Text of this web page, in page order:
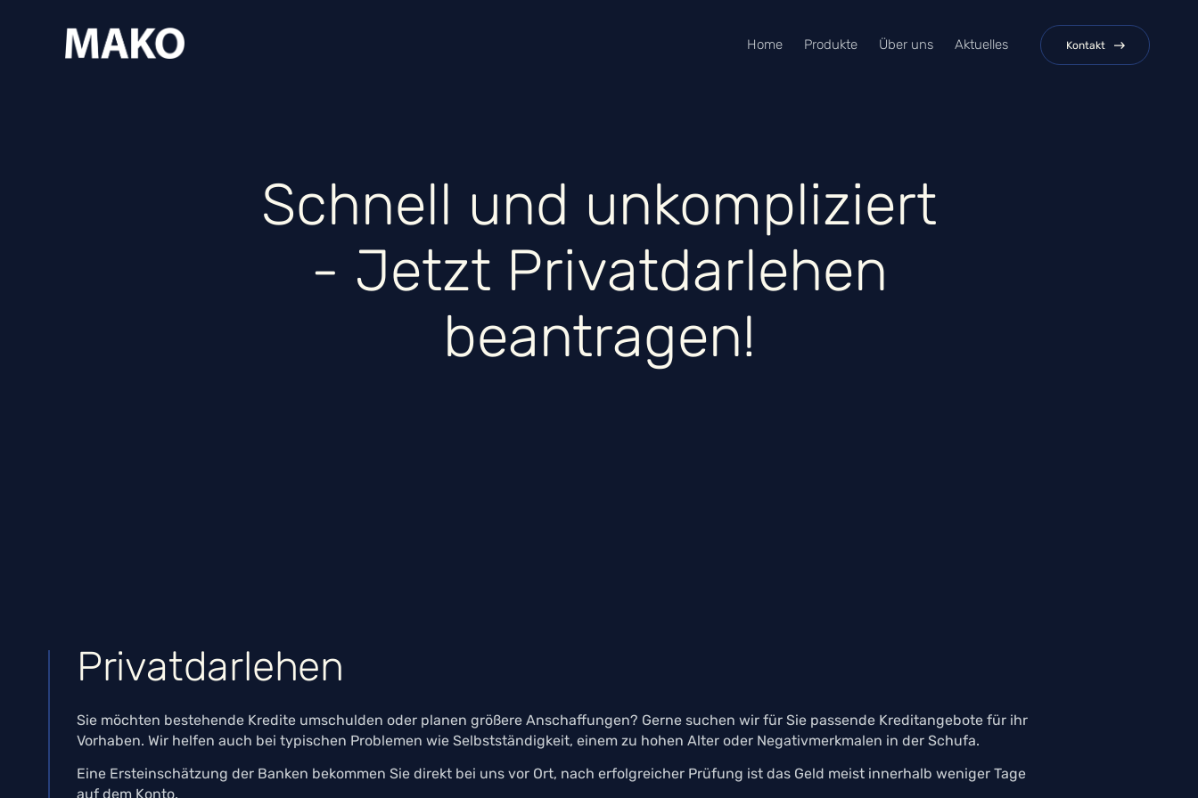
Home Produkte Über uns Aktuelles Kontakt
Schnell und unkompliziert
- Jetzt Privatdarlehen
beantragen!
Privatdarlehen
Sie möchten bestehende Kredite umschulden oder planen größere Anschaffungen? Gerne suchen wir für Sie passende Kreditangebote für ihr
Vorhaben. Wir helfen auch bei typischen Problemen wie Selbstständigkeit, einem zu hohen Alter oder Negativmerkmalen in der Schufa.
Eine Ersteinschätzung der Banken bekommen Sie direkt bei uns vor Ort, nach erfolgreicher Prüfung ist das Geld meist innerhalb weniger Tage
auf dem Konto.